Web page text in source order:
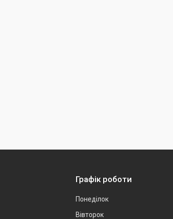
Графік роботи
Понеділок
Вівторок